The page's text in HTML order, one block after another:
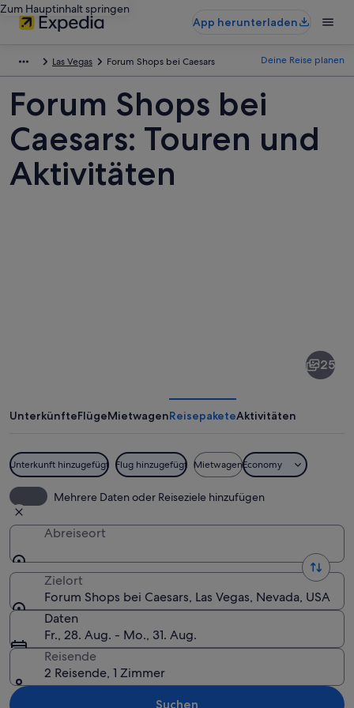
Zum Hauptinhalt springen
App herunterladen
Las Vegas Forum Shops bei Caesars Deine Reise planen
Forum Shops bei
Caesars: Touren und
Aktivitäten
Caesars
25
UnterkünfteFlügeMietwagenReisepaketeAktivitäten
Unterkunft hinzugefügt Flug hinzugefügt MietwagenEconomy
Mehrere Daten oder Reiseziele hinzufügen
Abreiseort
Zielort
Forum Shops bei Caesars, Las Vegas, Nevada, USA
Daten
Fr., 28. Aug. - Mo., 31. Aug.
Reisende
2 Reisende, 1 Zimmer
Suchen